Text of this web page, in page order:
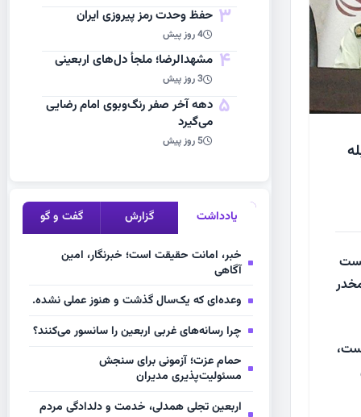
3 حفظ وحدت رمز پیروزی ایران
4 روز پیش
4 مشهد‌الرضا؛ ملجأ دل‌های اربعینی
3 روز پیش
5 دهه آخر صفر رنگ‌وبوی امام رضایی
می‌گیرد
5 روز پیش
یادداشت گزارش گفت و گو
خبر، امانت حقیقت است؛ خبرنگار، امین
آگاهی
وعده‌ای که یک‌سال گذشت و هنوز عملی نشده.
چرا رسانه‌های غربی اربعین را سانسور می‌کنند؟
حمام عزت؛ آزمونی برای سنجش
مسئولیت‌پذیری مدیران
اربعین تجلی همدلی، خدمت و دلدادگی مردم